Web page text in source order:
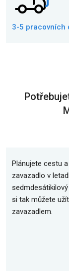
3-5 pracovních
Plánujete cestu
zavazadlo v
si tak můžete
zavazadlem.